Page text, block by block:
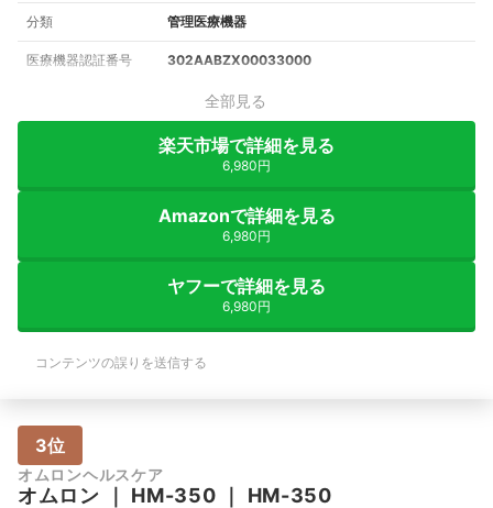
分類 管理医療機器
医療機器認証番号 302AABZX00033000
全部見る
楽天市場で詳細を見る
6,980円
Amazonで詳細を見る
6,980円
ヤフーで詳細を見る
6,980円
コンテンツの誤りを送信する
3位
オムロンヘルスケア
オムロン ｜ HM-350 ｜ HM-350